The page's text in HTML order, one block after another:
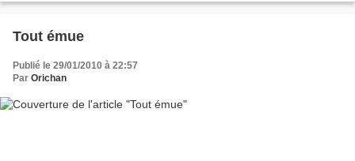
Tout émue
Publié le 29/01/2010 à 22:57
Par Orichan